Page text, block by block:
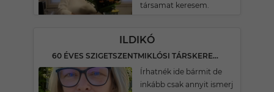
társamat keresem.
ILDIKÓ
60 ÉVES SZIGETSZENTMIKLÓSI TÁRSKERESŐ
Írhatnék ide bármit de
inkább csak annyit ismerj